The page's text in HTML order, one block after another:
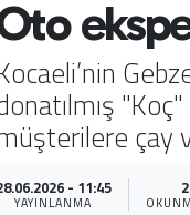
çay
- 11:45
YAYINLANMA
Haberleri